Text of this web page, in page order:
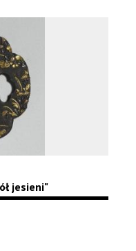
jesieni"